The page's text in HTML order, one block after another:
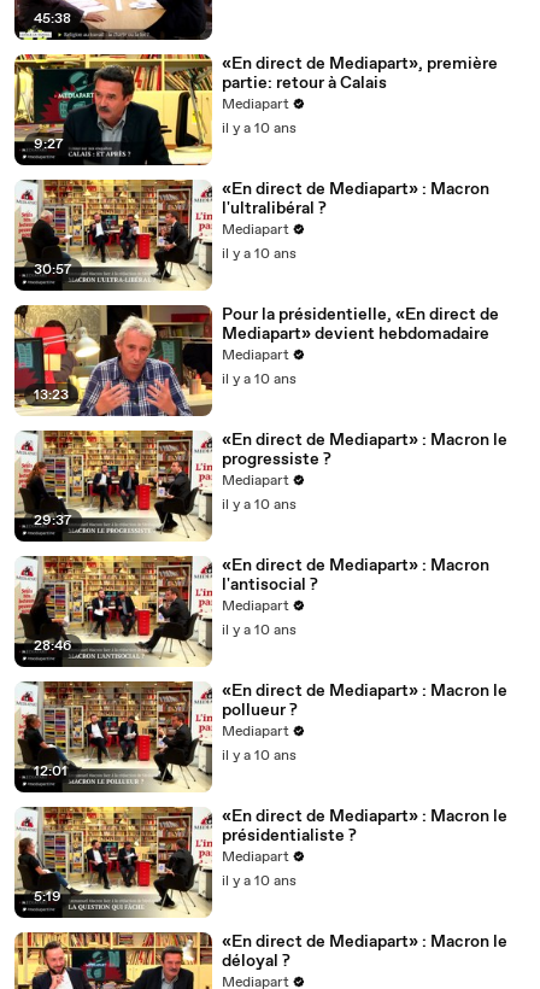
45:38
9:27
«En direct de Mediapart», première
partie: retour à Calais
Mediapart
il y a 10 ans
30:57
«En direct de Mediapart» : Macron
l'ultralibéral ?
Mediapart
il y a 10 ans
13:23
Pour la présidentielle, «En direct de
Mediapart» devient hebdomadaire
Mediapart
il y a 10 ans
29:37
«En direct de Mediapart» : Macron le
progressiste ?
Mediapart
il y a 10 ans
28:46
«En direct de Mediapart» : Macron
l'antisocial ?
Mediapart
il y a 10 ans
12:01
«En direct de Mediapart» : Macron le
pollueur ?
Mediapart
il y a 10 ans
5:19
«En direct de Mediapart» : Macron le
présidentialiste ?
Mediapart
il y a 10 ans
«En direct de Mediapart» : Macron le
déloyal ?
Mediapart